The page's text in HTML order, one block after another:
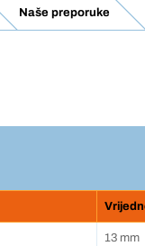
Naše preporuke
13 mm